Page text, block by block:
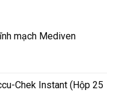
mạch Mediven
Chek Instant (Hộp 25